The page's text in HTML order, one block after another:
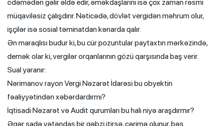
ödəmədən gəlir əldə edir, əməkdaşlarını isə çox zaman rəsmi
müqaviləsiz çalışdırır. Nəticədə, dövlət vergidən məhrum olur,
işçilər isə sosial təminatdan kənarda qalır.
Ən maraqlısı budur ki, bu cür pozuntular paytaxtın mərkəzində,
demək olar ki, vergilər orqanlarının gözü qarşısında baş verir.
Sual yaranır:
Nərimanov rayon Vergi Nəzarət İdarəsi bu obyektin
fəaliyyətindən xəbərdardırmı?
İqtisadi Nəzarət və Audit qurumları bu halı niyə araşdırmır?
Əgər sadə vətəndaş bir qəbzi itirsə, cərimə olunur, bəs